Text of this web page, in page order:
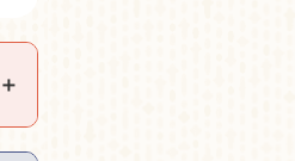
＋